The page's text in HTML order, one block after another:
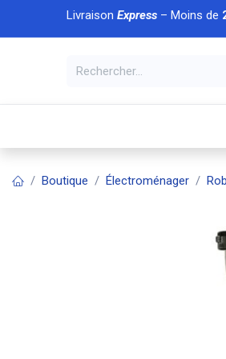
Se rendre au contenu
Livraison Express– Moins de
Boutique Électroménager